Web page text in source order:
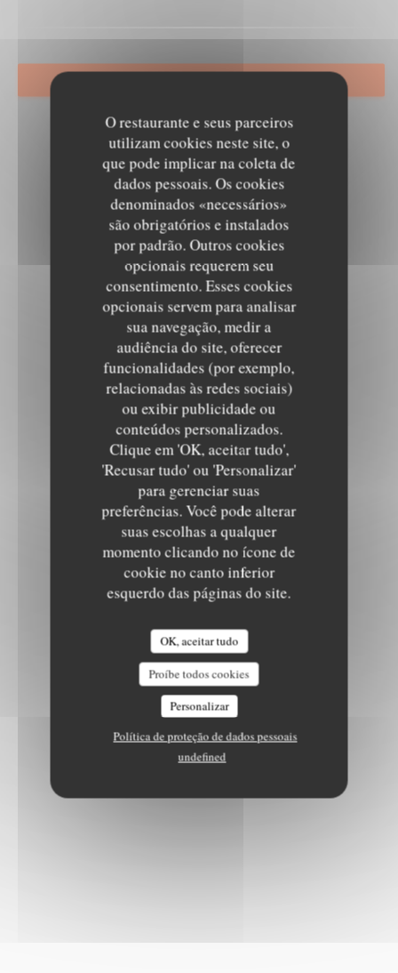
O restaurante e seus parceiros
utilizam cookies neste site, o
que pode implicar na coleta de
dados pessoais. Os cookies
denominados «necessários»
são obrigatórios e instalados
por padrão. Outros cookies
opcionais requerem seu
consentimento. Esses cookies
opcionais servem para analisar
sua navegação, medir a
audiência do site, oferecer
funcionalidades (por exemplo,
relacionadas às redes sociais)
ou exibir publicidade ou
conteúdos personalizados.
Clique em 'OK, aceitar tudo',
'Recusar tudo' ou 'Personalizar'
para gerenciar suas
preferências. Você pode alterar
suas escolhas a qualquer
momento clicando no ícone de
cookie no canto inferior
esquerdo das páginas do site.
OK, aceitar tudo
Proíbe todos cookies
Personalizar
Política de proteção de dados pessoais
undefined